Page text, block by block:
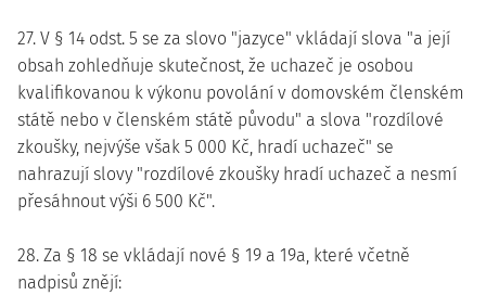
27. V § 14 odst. 5 se za slovo "jazyce" vkládají slova "a její
obsah zohledňuje skutečnost, že uchazeč je osobou
kvalifikovanou k výkonu povolání v domovském členském
státě nebo v členském státě původu" a slova "rozdílové
zkoušky, nejvýše však 5 000 Kč, hradí uchazeč" se
nahrazují slovy "rozdílové zkoušky hradí uchazeč a nesmí
přesáhnout výši 6 500 Kč".
28. Za § 18 se vkládají nové § 19 a 19a, které včetně
nadpisů znějí: